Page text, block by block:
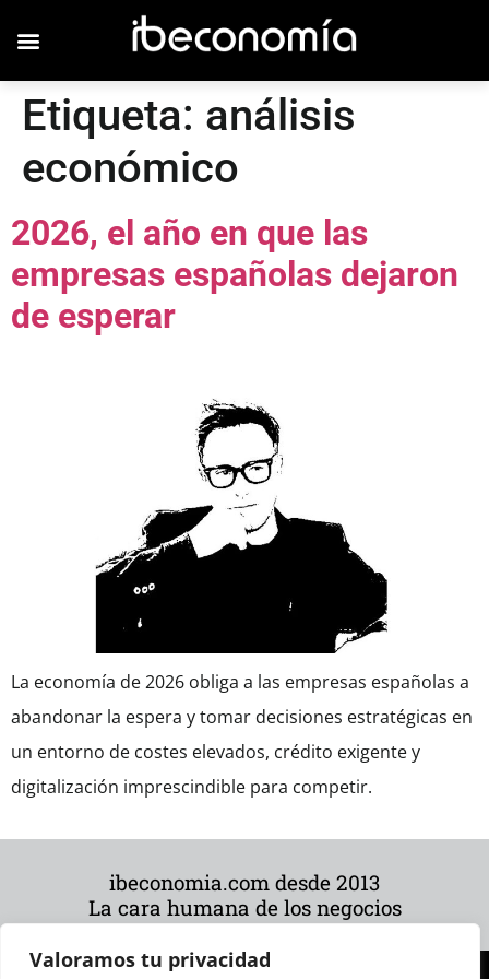
Valoramos tu privacidad
Etiqueta: análisis
económico
2026, el año en que las
empresas españolas dejaron
de esperar
La economía de 2026 obliga a las empresas españolas a
abandonar la espera y tomar decisiones estratégicas en
un entorno de costes elevados, crédito exigente y
digitalización imprescindible para competir.
ibeconomia.com desde 2013
La cara humana de los negocios